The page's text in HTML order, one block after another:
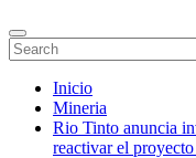
Enter
Keyword
Search
for:
Saltar
contenido
Inicio
Mineria
Rio Tinto anuncia
reactivar el